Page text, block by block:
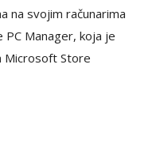
na svojim računarima
PC Manager, koja je
Microsoft Store